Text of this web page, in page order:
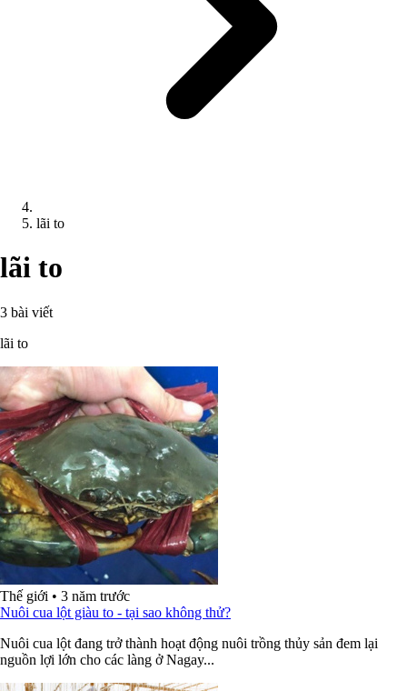
lãi to
lãi to
3 bài viết
lãi to
Thế giới • 3 năm trước
Nuôi cua lột giàu to - tại sao không thử?
Nuôi cua lột đang trở thành hoạt động nuôi trồng thủy sản đem lại
nguồn lợi lớn cho các làng ở Nagay...